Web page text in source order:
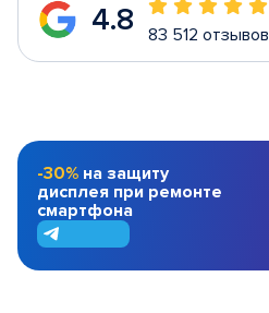
4.8 83 512 отзывов
-30% на защиту
дисплея при ремонте
смартфона